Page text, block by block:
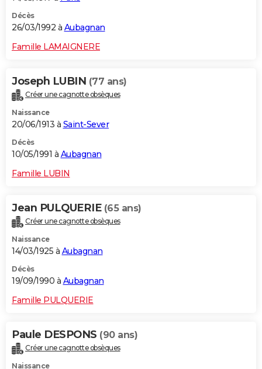
Décès
26/03/1992 à Aubagnan
Famille LAMAIGNERE
Joseph LUBIN (77 ans)
Créer une cagnotte obsèques
Naissance
20/06/1913 à Saint-Sever
Décès
10/05/1991 à Aubagnan
Famille LUBIN
Jean PULQUERIE (65 ans)
Créer une cagnotte obsèques
Naissance
14/03/1925 à Aubagnan
Décès
19/09/1990 à Aubagnan
Famille PULQUERIE
Paule DESPONS (90 ans)
Créer une cagnotte obsèques
Naissance